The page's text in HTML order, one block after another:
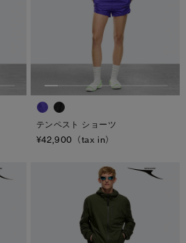
テンペスト ショーツ
¥42,900（tax in）